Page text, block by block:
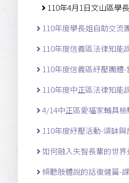
110年4月1日文山區學
110年度學長姐自助交流
110年度信義區法律知能
110年度信義區紓壓團體-
110年度中正區法律知能
4/14中正區愛福家輔具檢
110年度紓壓活動-頌缽與
如何融入失智長輩的世界
傾聽肢體說的話復健篇-